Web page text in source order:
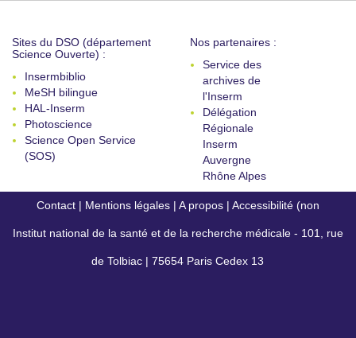
Sites du DSO (département
Science Ouverte) :
Insermbiblio
MeSH bilingue
HAL-Inserm
Photoscience
Science Open Service
(SOS)
Nos partenaires :
Service des
archives de
l'Inserm
Délégation
Régionale
Inserm
Auvergne
Rhône Alpes
Contact | Mentions légales | A propos | Accessibilité (non
conforme)
Institut national de la santé et de la recherche médicale - 101, rue
de Tolbiac | 75654 Paris Cedex 13